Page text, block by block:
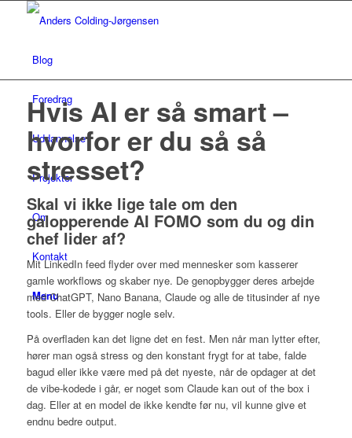
Blog
Foredrag
Uddannelse
Projekter
Om
Kontakt
Menu
Hvis AI er så smart –
hvorfor er du så så
stresset?
Skal vi ikke lige tale om den
galopperende AI FOMO som du og din
chef lider af?
Mit LinkedIn feed flyder over med mennesker som kasserer
gamle workflows og skaber nye. De genopbygger deres arbejde
med ChatGPT, Nano Banana, Claude og alle de titusinder af nye
tools. Eller de bygger nogle selv.
På overfladen kan det ligne det en fest. Men når man lytter efter,
hører man også stress og den konstant frygt for at tabe, falde
bagud eller ikke være med på det nyeste, når de opdager at det
de vibe-kodede i går, er noget som Claude kan out of the box i
dag. Eller at en model de ikke kendte før nu, vil kunne give et
endnu bedre output.